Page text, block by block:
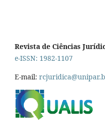
Revista de Ciências
e-ISSN: 1982-1107
E-mail: